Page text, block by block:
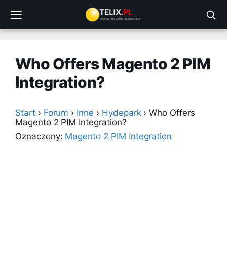
treści
Who Offers Magento 2 PIM
Integration?
Start › Forum › Inne › Hydepark › Who Offers
Magento 2 PIM Integration?
Oznaczony: Magento 2 PIM Integration